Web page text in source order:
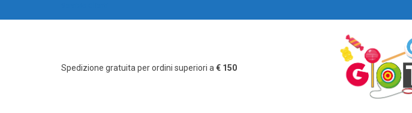
Spedizione gratuita per ordini superiori a € 150